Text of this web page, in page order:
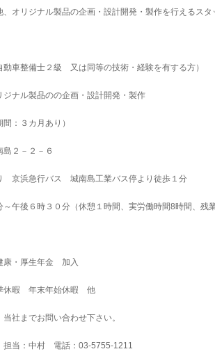
オリジナル製品の企画・設計開発・製作を行えるス
動車整備士２級 又は同等の技術・経験を有する方）
ナル製品のの企画・設計開発・製作
：３カ月あり）
２－２－６
京浜急行バス 城南島工業バス停より徒歩１分
午後６時３０分（休憩１時間、実労働時間8時間、残
康・厚生年金 加入
休暇 年末年始休暇 他
社までお問い合わせ下さい。
当：中村 電話：03-5755-1211